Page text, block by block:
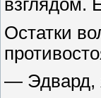
взглядом.
Остатки
— Эдвард,